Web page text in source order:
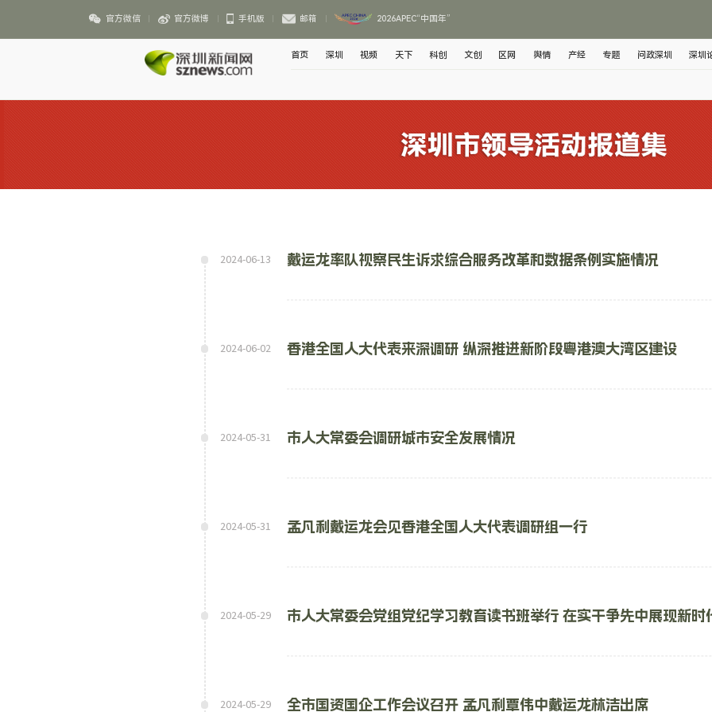
官方微信 官方微博 手机版 邮箱 2026APEC“中国年”
首页 深圳 视频 天下 科创 文创 区网 舆情 产经 专题 问政深圳 深圳
2024-06-13 戴运龙率队视察民生诉求综合服务改革和数据条例实施情况
2024-06-02 香港全国人大代表来深调研 纵深推进新阶段粤港澳大湾区建设
2024-05-31 市人大常委会调研城市安全发展情况
2024-05-31 孟凡利戴运龙会见香港全国人大代表调研组一行
2024-05-29 市人大常委会党组党纪学习教育读书班举行 在实干争先中展现新时
2024-05-29 全市国资国企工作会议召开 孟凡利覃伟中戴运龙林洁出席